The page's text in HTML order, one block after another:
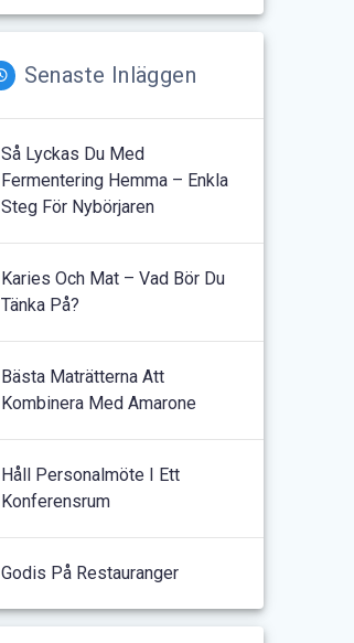
Senaste Inläggen
Så Lyckas Du Med
Fermentering Hemma – Enkla
Steg För Nybörjaren
Karies Och Mat – Vad Bör Du
Tänka På?
Bästa Maträtterna Att
Kombinera Med Amarone
Håll Personalmöte I Ett
Konferensrum
Godis På Restauranger